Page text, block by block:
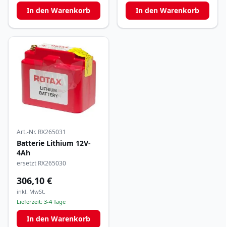
In den Warenkorb In den Warenkorb
Art.-Nr. RX265031
Batterie Lithium 12V-
4Ah
ersetzt RX265030
306,10 €
inkl. MwSt.
Lieferzeit: 3-4 Tage
In den Warenkorb